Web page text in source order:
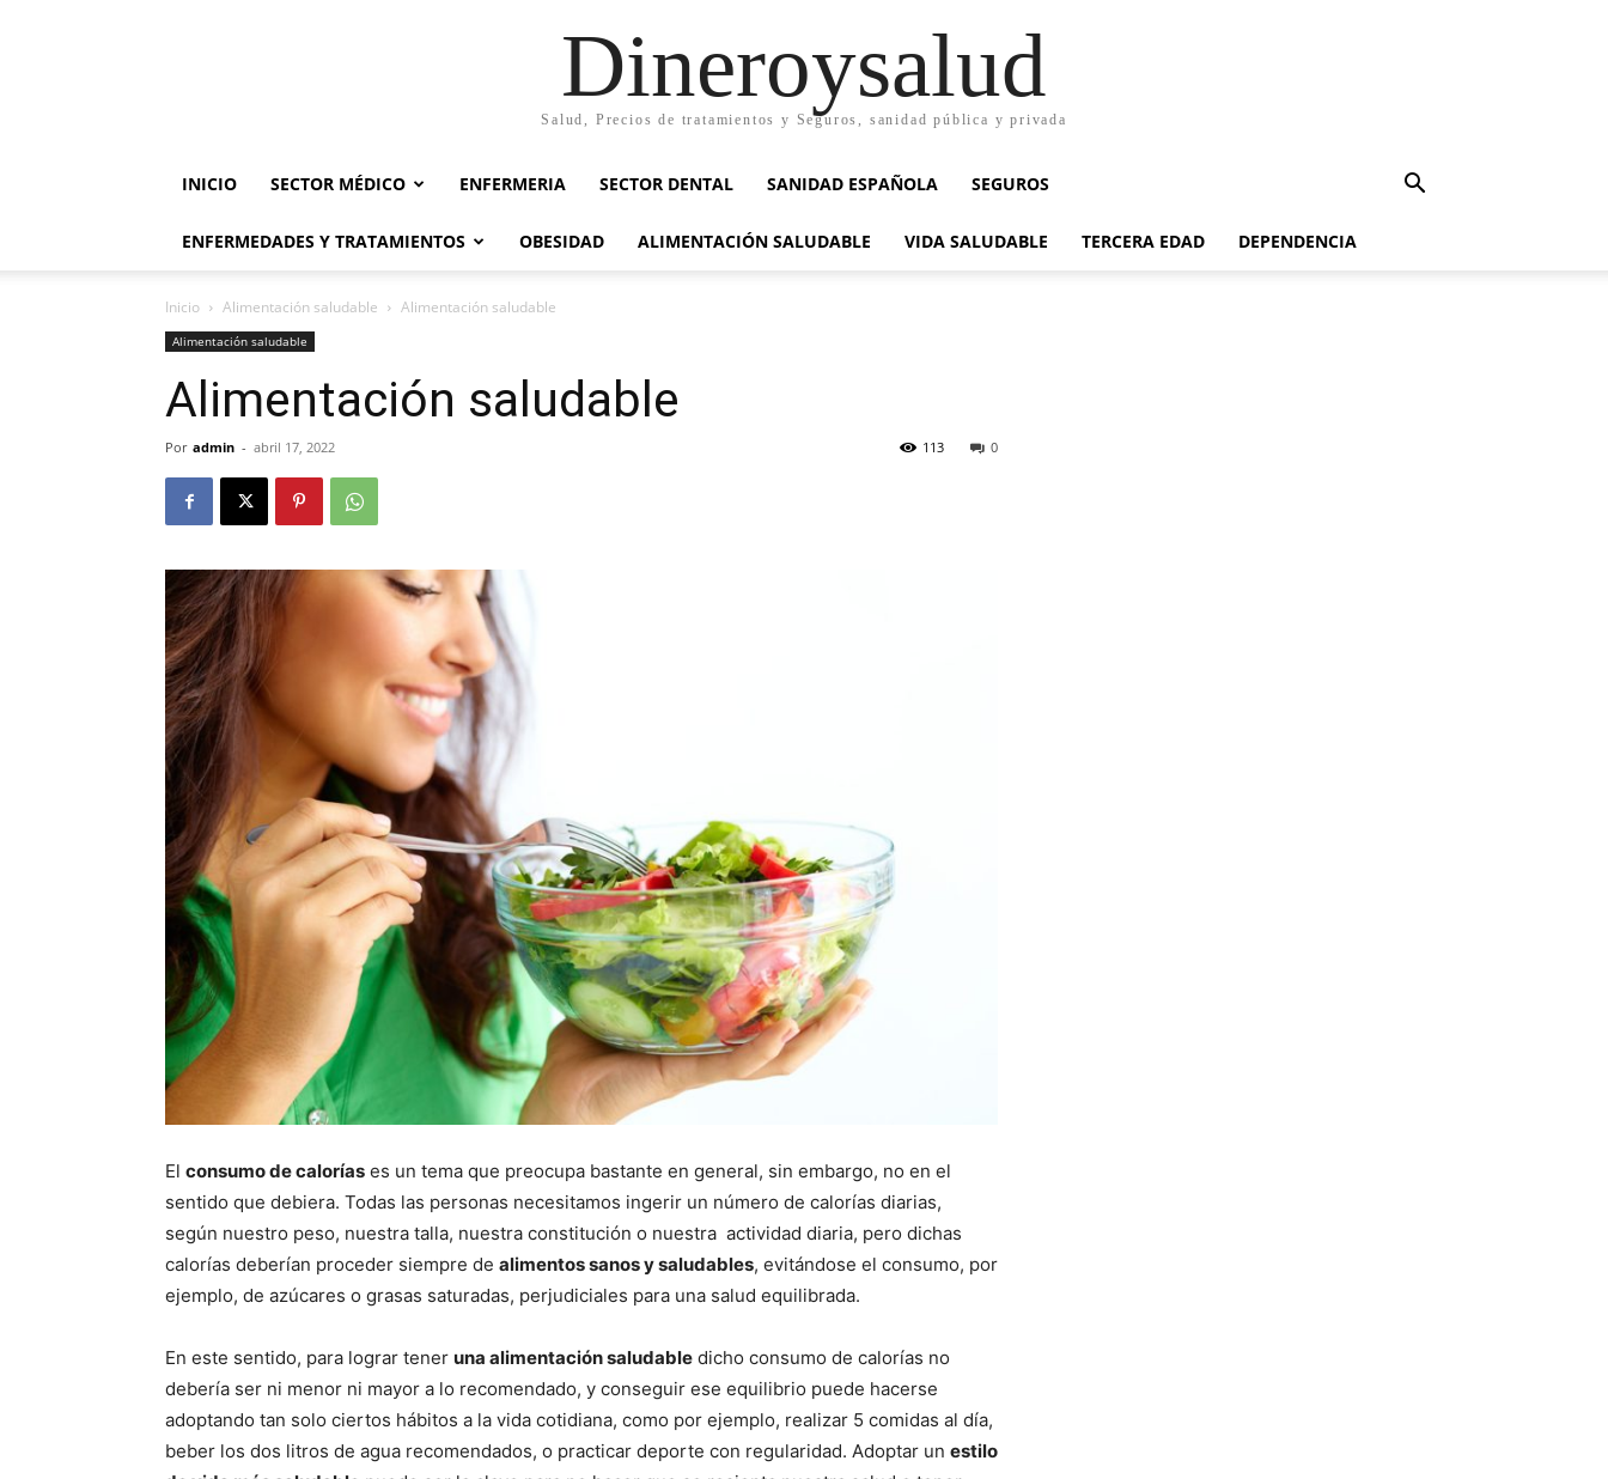
Dineroysalud
Salud, Precios de tratamientos y Seguros, sanidad pública y privada
INICIO SECTOR MÉDICO ENFERMERIA SECTOR DENTAL SANIDAD ESPAÑOLA SEGUROS
ENFERMEDADES Y TRATAMIENTOS OBESIDAD ALIMENTACIÓN SALUDABLE VIDA SALUDABLE TERCERA EDAD DEPENDENCIA
Inicio Alimentación saludable Alimentación saludable
Alimentación saludable
Alimentación saludable
Por admin - abril 17, 2022 0
113
El consumo de calorías es un tema que preocupa bastante en general, sin embargo, no en el
sentido que debiera. Todas las personas necesitamos ingerir un número de calorías diarias,
según nuestro peso, nuestra talla, nuestra constitución o nuestra actividad diaria, pero dichas
calorías deberían proceder siempre de alimentos sanos y saludables, evitándose el consumo, por
ejemplo, de azúcares o grasas saturadas, perjudiciales para una salud equilibrada.
En este sentido, para lograr tener una alimentación saludable dicho consumo de calorías no
debería ser ni menor ni mayor a lo recomendado, y conseguir ese equilibrio puede hacerse
adoptando tan solo ciertos hábitos a la vida cotidiana, como por ejemplo, realizar 5 comidas al día,
beber los dos litros de agua recomendados, o practicar deporte con regularidad. Adoptar un estilo